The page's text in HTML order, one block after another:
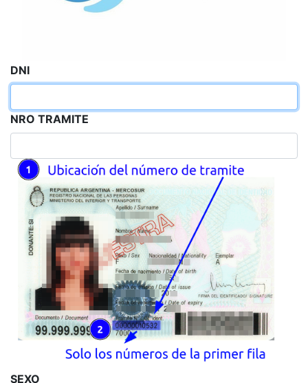
DNI
NRO TRAMITE
SEXO